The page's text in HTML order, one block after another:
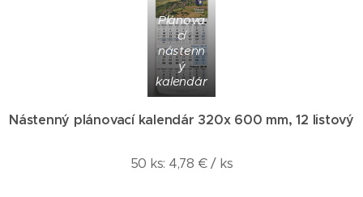
Plánova
cí
nástenn
ý
kalendár
Nástenný plánovací kalendár 320x 600 mm, 12 listový
50 ks: 4,78 € / ks